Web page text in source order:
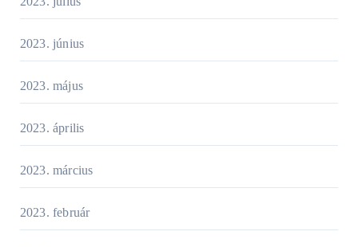
2023. június
2023. május
2023. április
2023. március
2023. február